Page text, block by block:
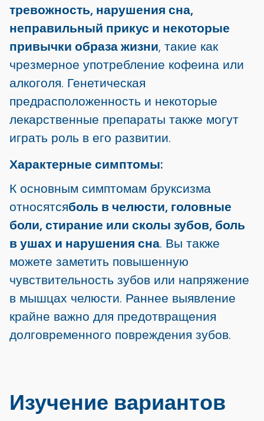
тревожность, нарушения сна,
неправильный прикус и некоторые
привычки образа жизни, такие как
чрезмерное употребление кофеина или
алкоголя. Генетическая
предрасположенность и некоторые
лекарственные препараты также могут
играть роль в его развитии.
Характерные симптомы:
К основным симптомам бруксизма
относятсяболь в челюсти, головные
боли, стирание или сколы зубов, боль
в ушах и нарушения сна. Вы также
можете заметить повышенную
чувствительность зубов или напряжение
в мышцах челюсти. Раннее выявление
крайне важно для предотвращения
долговременного повреждения зубов.
Изучение вариантов